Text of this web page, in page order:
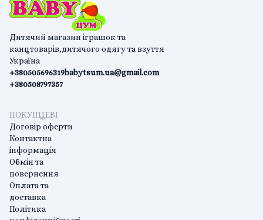
Дитячий магазин іграшок та
канцтоварів,дитячого одягу та взуття
Україна
+380505696319
+380508797357
babytsum.ua@gmail.com
ПОКУПЦЕВІ
Договір оферти
Контактна
інформація
Обмін та
повернення
Оплата та
доставка
Політика